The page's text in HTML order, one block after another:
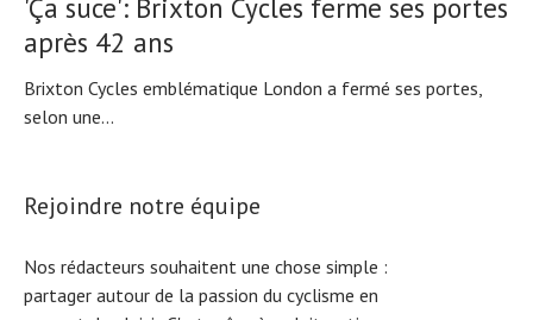
'Ça suce': Brixton Cycles ferme ses portes
après 42 ans
Brixton Cycles emblématique London a fermé ses portes,
selon une...
Rejoindre notre équipe
Nos rédacteurs souhaitent une chose simple :
partager autour de la passion du cyclisme en